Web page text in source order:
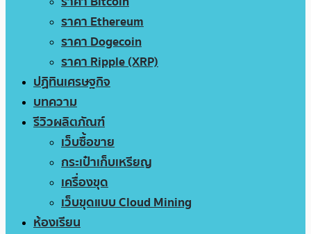
ราคา Ethereum
ราคา Dogecoin
ราคา Ripple (XRP)
ปฏิทินเศรษฐกิจ
บทความ
รีวิวผลิตภัณฑ์
เว็บซื้อขาย
กระเป๋าเก็บเหรียญ
เครื่องขุด
เว็บขุดแบบ Cloud Mining
ห้องเรียน